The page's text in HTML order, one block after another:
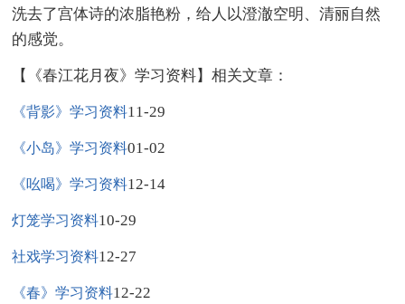
洗去了宫体诗的浓脂艳粉，给人以澄澈空明、清丽自然
的感觉。
【《春江花月夜》学习资料】相关文章：
《背影》学习资料11-29
《小岛》学习资料01-02
《吆喝》学习资料12-14
灯笼学习资料10-29
社戏学习资料12-27
《春》学习资料12-22